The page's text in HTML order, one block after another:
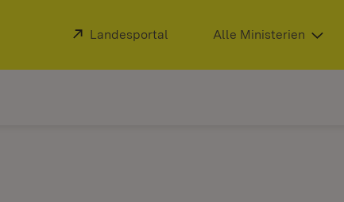
Extern:
Landesportal (Öffnet in neuem Fenster)
Alle Ministerien